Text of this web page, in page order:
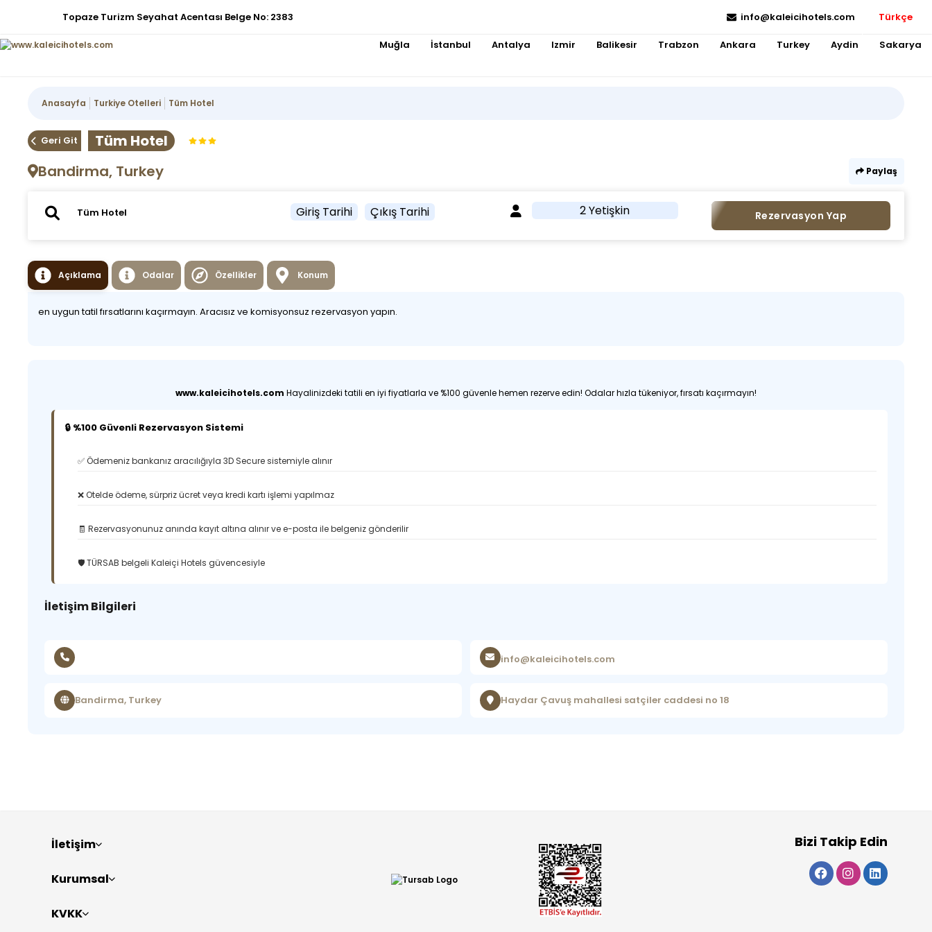
Topaze Turizm Seyahat Acentası Belge No: 2383 info@kaleicihotels.com Türkçe
Muğla İstanbul Antalya Izmir Balikesir Trabzon Ankara Turkey Aydin Sakarya
Anasayfa Turkiye Otelleri Tüm Hotel
Geri Git
Tüm Hotel
Bandirma, Turkey
Paylaş
Giriş Tarihi Çıkış Tarihi 2 Yetişkin Rezervasyon Yap
Açıklama Odalar Özellikler Konum
en uygun tatil fırsatlarını kaçırmayın. Aracısız ve komisyonsuz rezervasyon yapın.
www.kaleicihotels.com Hayalinizdeki tatili en iyi fiyatlarla ve %100 güvenle hemen rezerve edin! Odalar hızla tükeniyor, fırsatı kaçırmayın!
🔒 %100 Güvenli Rezervasyon Sistemi
✅ Ödemeniz bankanız aracılığıyla 3D Secure sistemiyle alınır
❌ Otelde ödeme, sürpriz ücret veya kredi kartı işlemi yapılmaz
🧾 Rezervasyonunuz anında kayıt altına alınır ve e-posta ile belgeniz gönderilir
🛡️ TÜRSAB belgeli Kaleiçi Hotels güvencesiyle
İletişim Bilgileri
info@kaleicihotels.com
Bandirma, Turkey Haydar Çavuş mahallesi satçiler caddesi no 18
İletişim
Kurumsal
KVKK
Bizi Takip Edin